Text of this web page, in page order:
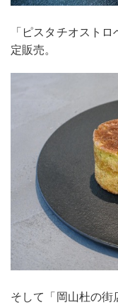
「ピスタチオスト
定販売。
そして「岡山杜の